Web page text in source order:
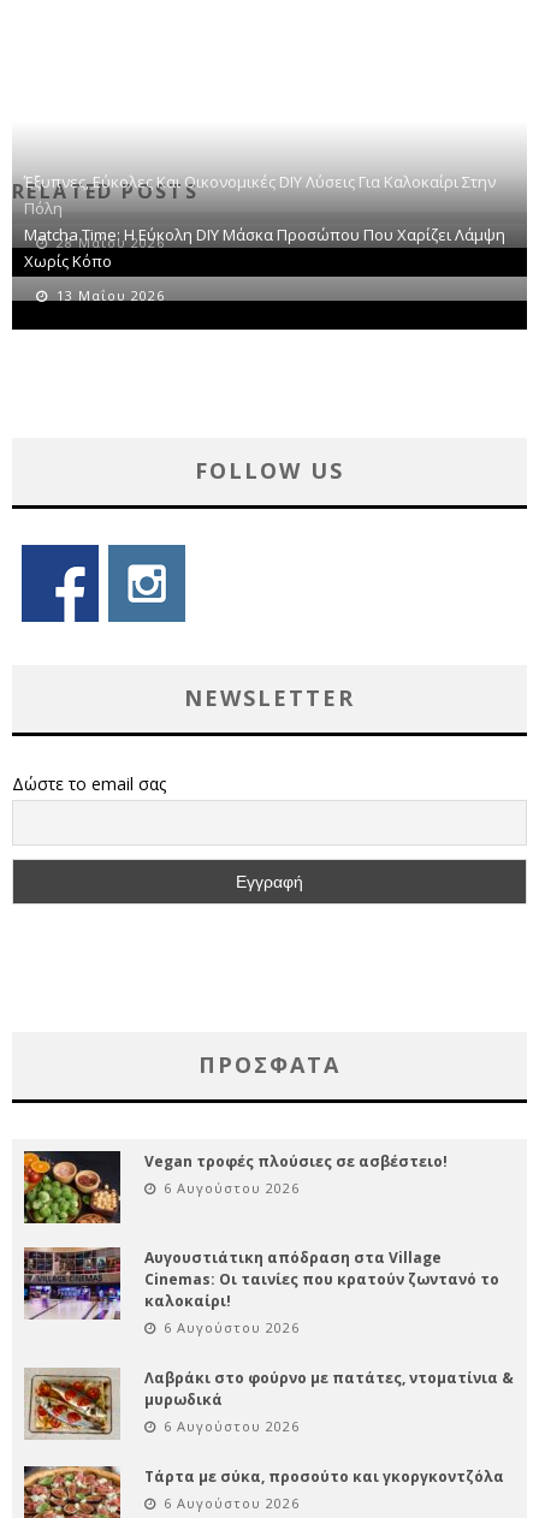
RELATED POSTS
Έξυπνες, Εύκολες Και Οικονομικές DIY Λύσεις Για Καλοκαίρι Στην
Πόλη
28 Μαΐου 2026
Matcha Time: Η Εύκολη DIY Μάσκα Προσώπου Που Χαρίζει Λάμψη
Χωρίς Κόπο
13 Μαΐου 2026
FOLLOW US
NEWSLETTER
Δώστε το email σας
ΠΡΌΣΦΑΤΑ
Vegan τροφές πλούσιες σε ασβέστειο!
6 Αυγούστου 2026
Αυγουστιάτικη απόδραση στα Village
Cinemas: Οι ταινίες που κρατούν ζωντανό το
καλοκαίρι!
6 Αυγούστου 2026
Λαβράκι στο φούρνο με πατάτες, ντοματίνια &
μυρωδικά
6 Αυγούστου 2026
Τάρτα με σύκα, προσούτο και γκοργκοντζόλα
6 Αυγούστου 2026